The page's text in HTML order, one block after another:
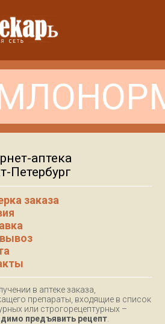
аптека
Петербург
заказа
в аптеке заказа,
препараты, входящие в список
или строгорецептурных –
предъявить рецепт